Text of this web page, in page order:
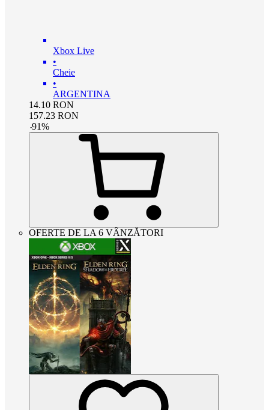
Xbox Live
•
Cheie
•
ARGENTINA
14.10 RON
157.23 RON
-91%
OFERTE DE LA 6 VÂNZĂTORI